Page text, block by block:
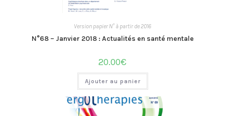
Version papier N° à partir de 2016
N°68 – Janvier 2018 : Actualités en santé mentale
20.00€
Ajouter au panier